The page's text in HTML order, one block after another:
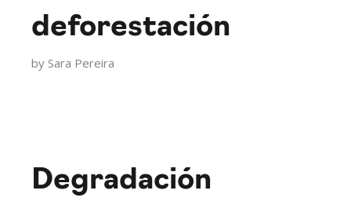
deforestación
by Sara Pereira
Degradación